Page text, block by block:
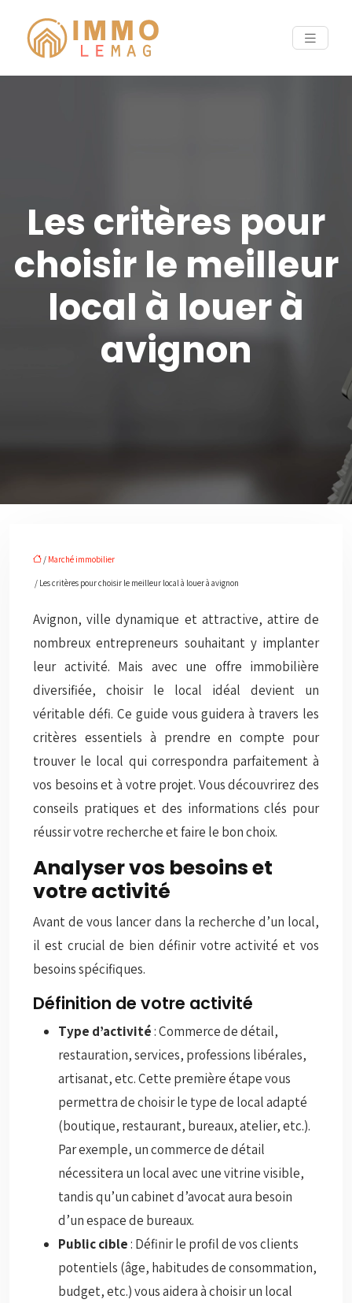
Les critères pour
choisir le meilleur
local à louer à
avignon
/ Marché immobilier
/ Les critères pour choisir le meilleur local à louer à avignon
Avignon, ville dynamique et attractive, attire de
nombreux entrepreneurs souhaitant y implanter
leur activité. Mais avec une offre immobilière
diversifiée, choisir le local idéal devient un
véritable défi. Ce guide vous guidera à travers les
critères essentiels à prendre en compte pour
trouver le local qui correspondra parfaitement à
vos besoins et à votre projet. Vous découvrirez des
conseils pratiques et des informations clés pour
réussir votre recherche et faire le bon choix.
Analyser vos besoins et
votre activité
Avant de vous lancer dans la recherche d’un local,
il est crucial de bien définir votre activité et vos
besoins spécifiques.
Définition de votre activité
Type d’activité: Commerce de détail,
restauration, services, professions libérales,
artisanat, etc. Cette première étape vous
permettra de choisir le type de local adapté
(boutique, restaurant, bureaux, atelier, etc.).
Par exemple, un commerce de détail
nécessitera un local avec une vitrine visible,
tandis qu’un cabinet d’avocat aura besoin
d’un espace de bureaux.
Public cible: Définir le profil de vos clients
potentiels (âge, habitudes de consommation,
budget, etc.) vous aidera à choisir un local